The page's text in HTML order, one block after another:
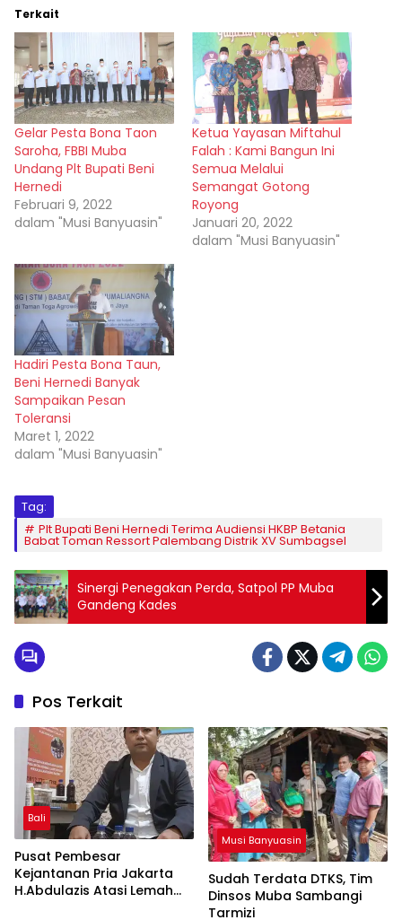
Terkait
Gelar Pesta Bona Taon
Saroha, FBBI Muba
Undang Plt Bupati Beni
Hernedi
Februari 9, 2022
dalam "Musi Banyuasin"
Ketua Yayasan Miftahul
Falah : Kami Bangun Ini
Semua Melalui
Semangat Gotong
Royong
Januari 20, 2022
dalam "Musi Banyuasin"
Hadiri Pesta Bona Taun,
Beni Hernedi Banyak
Sampaikan Pesan
Toleransi
Maret 1, 2022
dalam "Musi Banyuasin"
Tag:
Plt Bupati Beni Hernedi Terima Audiensi HKBP Betania
Babat Toman Ressort Palembang Distrik XV Sumbagsel
Sinergi Penegakan Perda, Satpol PP Muba
Gandeng Kades
Pos Terkait
Bali
Pusat Pembesar
Kejantanan Pria Jakarta
H.Abdulazis Atasi Lemah
Musi Banyuasin
Sudah Terdata DTKS, Tim
Dinsos Muba Sambangi
Tarmizi